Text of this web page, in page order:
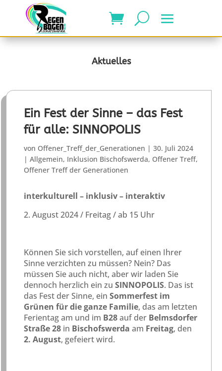
Aktuelles
Ein Fest der Sinne – das Fest
für alle: SINNOPOLIS
von Offener_Treff_der_Generationen |30. Juli 2024
|Allgemein, Inklusion Bischofswerda, Offener Treff,
Offener Treff der Generationen
interkulturell – inklusiv – interaktiv
2. August 2024 / Freitag / ab 15 Uhr
Können Sie sich vorstellen, auf einen Ihrer
Sinne verzichten zu müssen? Nein? Das
müssen Sie auch nicht, aber wir laden Sie
dennoch herzlich ein zuSINNOPOLIS. Das ist
das Fest der Sinne, einSommerfest im
Grünen für die ganze Familie, das am letzten
Ferientag am und im B28auf der Belmsdorfer
Straße 28 in Bischofswerda am Freitag, den
2. August, gefeiert wird.